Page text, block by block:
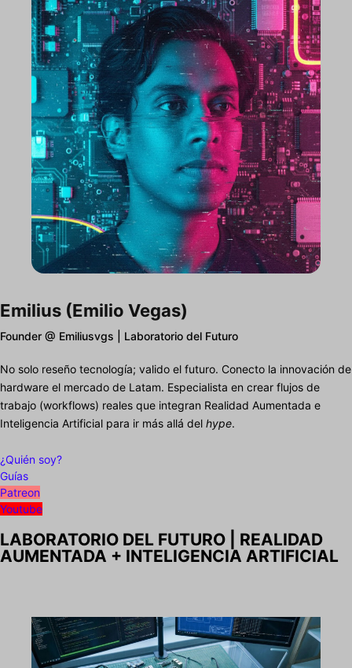
Emilius (Emilio Vegas)
Founder @ Emiliusvgs | Laboratorio del Futuro
No solo reseño tecnología; valido el futuro. Conecto la innovación de
hardware el mercado de Latam. Especialista en crear flujos de
trabajo (workflows) reales que integran Realidad Aumentada e
Inteligencia Artificial para ir más allá del hype.
¿Quién soy?
Guías
Patreon
Youtube
LABORATORIO DEL FUTURO | REALIDAD
AUMENTADA + INTELIGENCIA ARTIFICIAL